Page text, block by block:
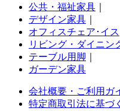
公共・福祉家具
デザイン家具
オフィスチェア･イス
リビング・ダイニン
テーブル用脚
ガーデン家具
会社概要・ご利用ガ
特定商取引法に基づ